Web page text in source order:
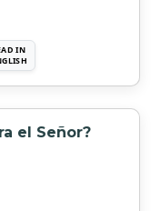
IN
el Señor?